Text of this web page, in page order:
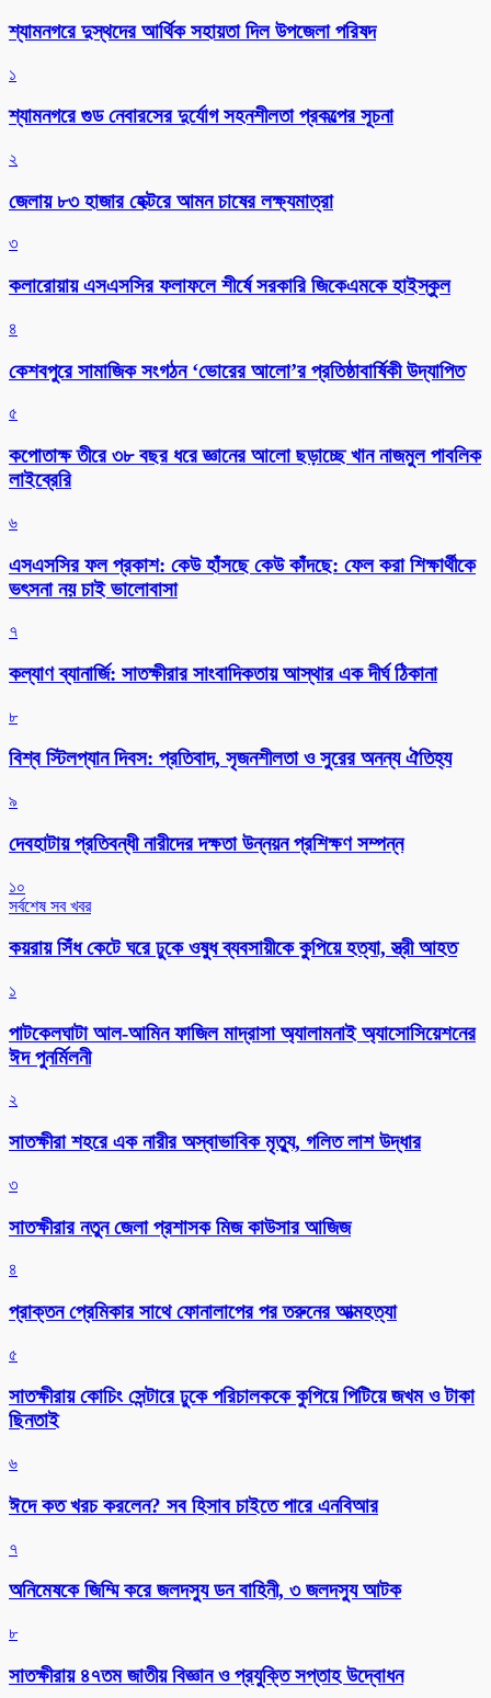
শ্যামনগরে দুস্থদের আর্থিক সহায়তা দিল উপজেলা পরিষদ
১
শ্যামনগরে গুড নেবারসের দুর্যোগ সহনশীলতা প্রকল্পের সূচনা
২
জেলায় ৮৩ হাজার হেক্টরে আমন চাষের লক্ষ্যমাত্রা
৩
কলারোয়ায় এসএসসির ফলাফলে শীর্ষে সরকারি জিকেএমকে হাইস্কুল
৪
কেশবপুরে সামাজিক সংগঠন ‘ভোরের আলো’র প্রতিষ্ঠাবার্ষিকী উদ্যাপিত
৫
কপোতাক্ষ তীরে ৩৮ বছর ধরে জ্ঞানের আলো ছড়াচ্ছে খান নাজমুল পাবলিক
লাইব্রেরি
৬
এসএসসির ফল প্রকাশ: কেউ হাঁসছে কেউ কাঁদছে: ফেল করা শিক্ষার্থীকে
ভৎসনা নয় চাই ভালোবাসা
৭
কল্যাণ ব্যানার্জি: সাতক্ষীরার সাংবাদিকতায় আস্থার এক দীর্ঘ ঠিকানা
৮
বিশ্ব স্টিলপ্যান দিবস: প্রতিবাদ, সৃজনশীলতা ও সুরের অনন্য ঐতিহ্য
৯
দেবহাটায় প্রতিবন্ধী নারীদের দক্ষতা উন্নয়ন প্রশিক্ষণ সম্পন্ন
১০
সর্বশেষ সব খবর
কয়রায় সিঁধ কেটে ঘরে ঢুকে ওষুধ ব্যবসায়ীকে কুপিয়ে হত্যা, স্ত্রী আহত
১
পাটকেলঘাটা আল-আমিন ফাজিল মাদ্রাসা অ্যালামনাই অ্যাসোসিয়েশনের
ঈদ পুনর্মিলনী
২
সাতক্ষীরা শহরে এক নারীর অস্বাভাবিক মৃত্যু, গলিত লাশ উদ্ধার
৩
সাতক্ষীরার নতুন জেলা প্রশাসক মিজ কাউসার আজিজ
৪
প্রাক্তন প্রেমিকার সাথে ফোনালাপের পর তরুনের আত্মহত্যা
৫
সাতক্ষীরায় কোচিং সেন্টারে ঢুকে পরিচালককে কুপিয়ে পিটিয়ে জখম ও টাকা
ছিনতাই
৬
ঈদে কত খরচ করলেন? সব হিসাব চাইতে পারে এনবিআর
৭
অনিমেষকে জিম্মি করে জলদস্যু ডন বাহিনী, ৩ জলদস্যু আটক
৮
সাতক্ষীরায় ৪৭তম জাতীয় বিজ্ঞান ও প্রযুক্তি সপ্তাহ উদ্বোধন